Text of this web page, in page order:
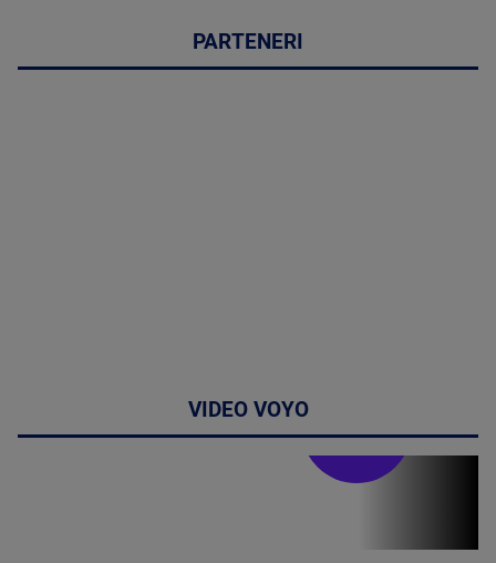
PARTENERI
VIDEO VOYO